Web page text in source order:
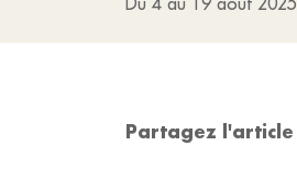
Partagez l'article